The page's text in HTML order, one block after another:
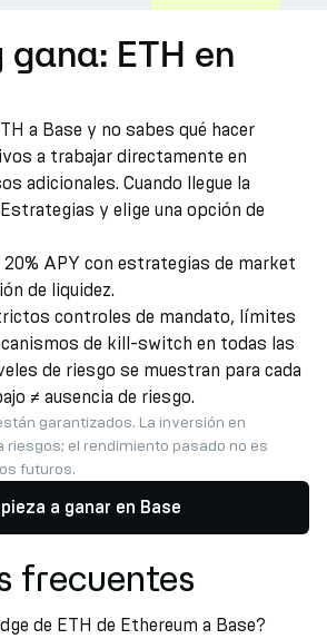
gana: ETH en
a Base y no sabes qué hacer
a trabajar directamente en
adicionales. Cuando llegue la
y elige una opción de
20% APY con estrategias de market
de liquidez.
controles de mandato, límites
de kill-switch en todas las
de riesgo se muestran para cada
≠ ausencia de riesgo.
garantizados. La inversión en
el rendimiento pasado no es
futuros.
a ganar en Base
frecuentes
de ETH de Ethereum a Base?